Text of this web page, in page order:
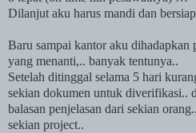
Dilanjut aku harus mandi dan
Baru sampai kantor aku dihadapkan
yang menanti,.. banyak tentunya..
Setelah ditinggal selama 5 hari
sekian dokumen untuk diverifikasi..
balasan penjelasan dari sekian
sekian project..